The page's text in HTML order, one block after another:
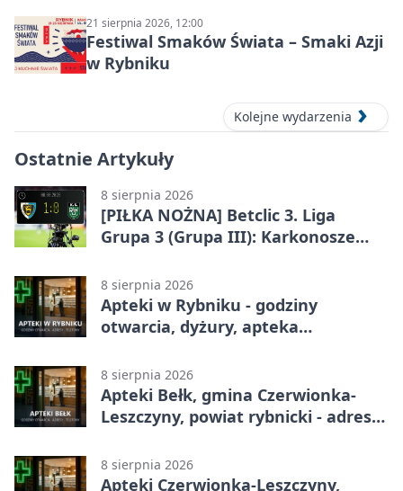
21 sierpnia 2026, 12:00
Festiwal Smaków Świata – Smaki Azji
w Rybniku
Kolejne wydarzenia
Ostatnie Artykuły
8 sierpnia 2026
[PIŁKA NOŻNA] Betclic 3. Liga
Grupa 3 (Grupa III): Karkonosze
8 sierpnia 2026
Apteki w Rybniku - godziny
otwarcia, dyżury, apteka
8 sierpnia 2026
Apteki Bełk, gmina Czerwionka-
Leszczyny, powiat rybnicki - adresy,
8 sierpnia 2026
Apteki Czerwionka-Leszczyny,